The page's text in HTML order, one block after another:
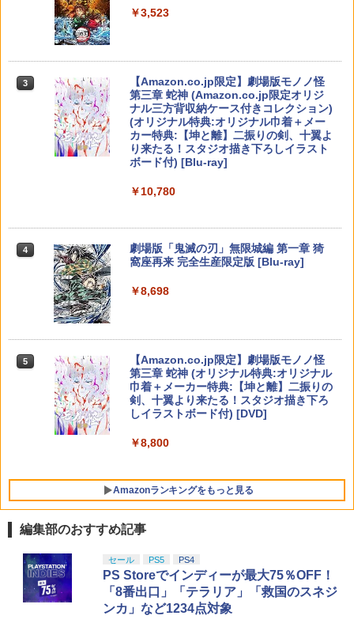
3
【特典】デジモンストーリー タイムスト
レンジャー Switch2版(【早期購入封入
特典】プレオーダーパック＋「デジモン
カードゲーム」プレイアブルカード)
￥6,943
コナミデジタルエンタテインメント 【S
witch】パワフルプロ野球2026-2027 [H
ウ 2026-2027]
￥7,620
送】【新品】Nintendo Switch 2 ゲーム
ソフト ぽこ あ ポケモン POT-P-AAB5A
￥8,100
￥2,480
カプコン 【PS5】BIOHAZARD RE:2 Z
Version [ELJM-30585 PS5 バイオハザ
HELLDIVERS 2
￥3,888
￥980
WSC / EYESRAIL レトロゲーム ガーデ
ィアン 【コレクター開発x国内製造】 ハ
ード コレクションケース UVカット 透明
スワンカラー用 ）
[ 神谷浩史 ]
￥7,821
劇場版「鬼滅の刃」無限城編 第一章 猗
窩座再来(完全生産限定版)【Blu-ray】 [
【楽天ブックス限定全巻購入特典+全巻
活 4th season 4【Blu-ray】(オリジナル
￥9,900
3 Nintendo Switch 2(日本語・国内専用)
￥55,491
ニンテンドープリペイド番号 9000円|オ
ンラインコード版
￥9,000
ニンテンドープリペイド番号 5000円|オ
ンラインコード版
￥7,286
3
【純正品】ディスクドライブ(CFI-ZDD1
J) PlayStation 5
￥11,980
トローラー ミッドナイト ブラック(CFI-
【純正品】DualSense ワイヤレスコン
￥10,737
3
【純正品】Xbox ワイヤレス コントロー
￥8,020
【純正品】Xbox 充電式バッテリー + US
B-C ケーブル
￥2,618
【国内正規品】Thrustmaster スラスト
S5、PS5 Pro、Xbox One、Xbox Serie
￥14,141
￥3,523
3
【Amazon.co.jp限定】劇場版モノノ怪
第三章 蛇神 (Amazon.co.jp限定オリジ
ナル三方背収納ケース付きコレクション)
(オリジナル特典:オリジナル巾着＋メー
カー特典:【坤と離】二振りの剣、十翼よ
り来たる！スタジオ描き下ろしイラスト
ボード付) [Blu-ray]
￥10,780
4
劇場版「鬼滅の刃」無限城編 第一章 猗
窩座再来 完全生産限定版 [Blu-ray]
￥8,698
5
【Amazon.co.jp限定】劇場版モノノ怪
第三章 蛇神 (オリジナル特典:オリジナル
巾着＋メーカー特典:【坤と離】二振りの
剣、十翼より来たる！スタジオ描き下ろ
しイラストボード付) [DVD]
￥8,800
Amazonランキングをもっと見る
編集部のおすすめ記事
セール PS5 PS4
PS Storeでインディーが最大75％OFF！
「8番出口」「テラリア」「救国のスネジ
ンカ」など1234点対象